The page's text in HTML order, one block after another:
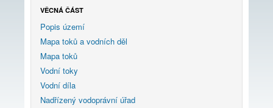
VĚCNÁ ČÁST
Popis území
Mapa toků a vodních děl
Mapa toků
Vodní toky
Vodní díla
Nadřízený vodoprávní úřad